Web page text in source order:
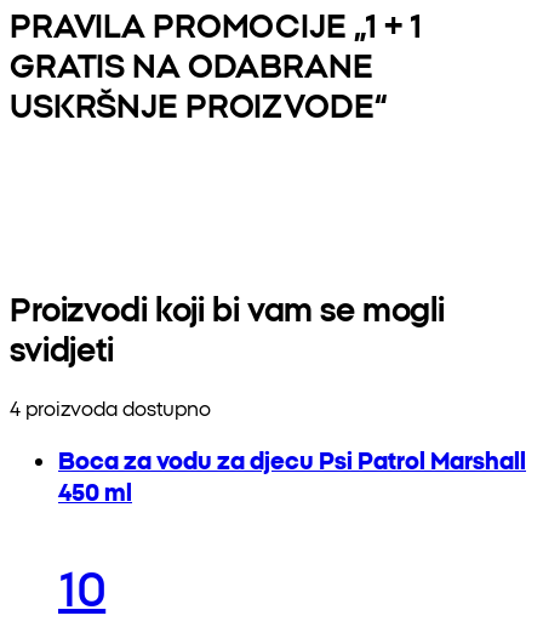
PRAVILA PROMOCIJE „1 + 1
GRATIS NA ODABRANE
USKRŠNJE PROIZVODE“
Proizvodi koji bi vam se mogli
svidjeti
4 proizvoda dostupno
Boca za vodu za djecu Psi Patrol Marshall
450 ml
10